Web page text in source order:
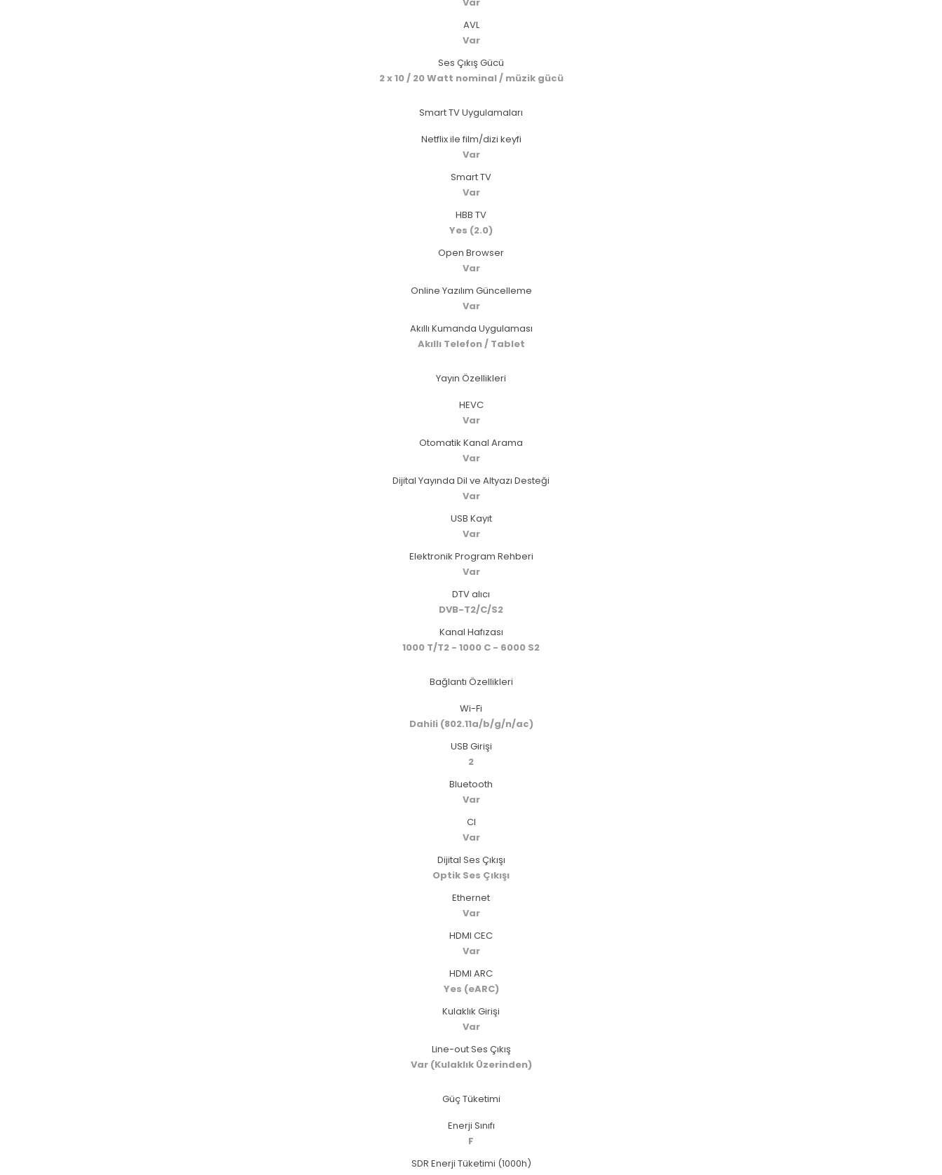
AVL
Var
Ses Çıkış Gücü
2 x 10 / 20 Watt nominal / müzik gücü
Smart TV Uygulamaları
Netflix ile film/dizi keyfi
Var
Smart TV
Var
HBB TV
Yes (2.0)
Open Browser
Var
Online Yazılım Güncelleme
Var
Akıllı Kumanda Uygulaması
Akıllı Telefon / Tablet
Yayın Özellikleri
HEVC
Var
Otomatik Kanal Arama
Var
Dijital Yayında Dil ve Altyazı Desteği
Var
USB Kayıt
Var
Elektronik Program Rehberi
Var
DTV alıcı
DVB-T2/C/S2
Kanal Hafızası
1000 T/T2 - 1000 C - 6000 S2
Bağlantı Özellikleri
Wi-Fi
Dahili (802.11a/b/g/n/ac)
USB Girişi
2
Bluetooth
Var
CI
Var
Dijital Ses Çıkışı
Optik Ses Çıkışı
Ethernet
Var
HDMI CEC
Var
HDMI ARC
Yes (eARC)
Kulaklık Girişi
Var
Line-out Ses Çıkış
Var (Kulaklık Üzerinden)
Güç Tüketimi
Enerji Sınıfı
F
SDR Enerji Tüketimi (1000h)